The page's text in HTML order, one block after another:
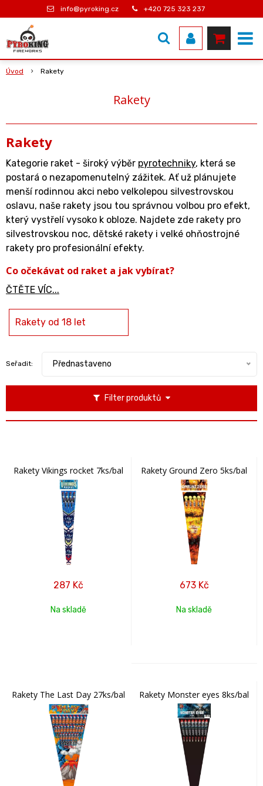
info@pyroking.cz +420 725 323 237
Úvod Rakety
Rakety
Rakety
Kategorie raket - široký výběr pyrotechniky, která se
postará o nezapomenutelný zážitek. Ať už plánujete
menší rodinnou akci nebo velkolepou silvestrovskou
oslavu, naše rakety jsou tou správnou volbou pro efekt,
který vystřelí vysoko k obloze. Najdete zde rakety pro
silvestrovskou noc, dětské rakety i velké ohňostrojné
rakety pro profesionální efekty.
Co očekávat od raket a jak vybírat?
ČTĚTE VÍC...
Rakety od 18 let
Filter produktů
Seřadit: Přednastaveno
Rakety Vikings rocket 7ks/bal
287 Kč
Na skladě
Rakety Ground Zero 5ks/bal
673 Kč
Na skladě
Rakety The Last Day 27ks/bal Rakety Monster eyes 8ks/bal